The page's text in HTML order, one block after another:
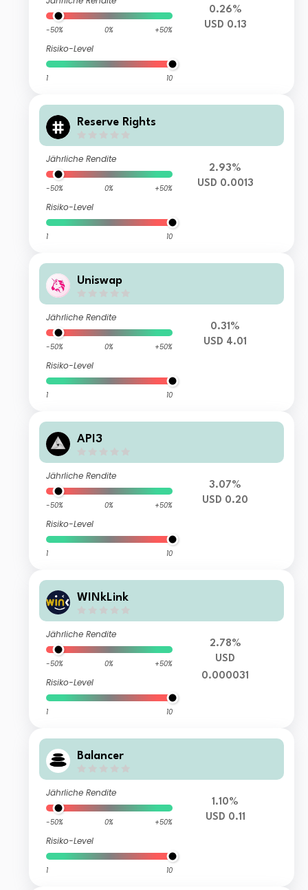
-50% 0% +50%
Risiko-Level
1 10
0.26%
USD 0.13
Reserve Rights
Jährliche Rendite
-50% 0% +50%
Risiko-Level
1 10
2.93%
USD 0.0013
Uniswap
Jährliche Rendite
-50% 0% +50%
Risiko-Level
1 10
0.31%
USD 4.01
API3
Jährliche Rendite
-50% 0% +50%
Risiko-Level
1 10
3.07%
USD 0.20
WINkLink
Jährliche Rendite
-50% 0% +50%
Risiko-Level
1 10
2.78%
USD
0.000031
Balancer
Jährliche Rendite
-50% 0% +50%
Risiko-Level
1 10
1.10%
USD 0.11